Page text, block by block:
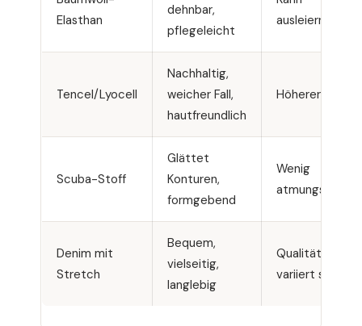
Elasthan
dehnbar,
pflegeleicht
ausleiern
Tencel/Lyocell
Nachhaltig,
weicher Fall,
hautfreundlich
Höherer Preis
Scuba-Stoff
Glättet
Konturen,
formgebend
Wenig
atmungsaktiv
Denim mit
Stretch
Bequem,
vielseitig,
langlebig
Qualität
variiert stark